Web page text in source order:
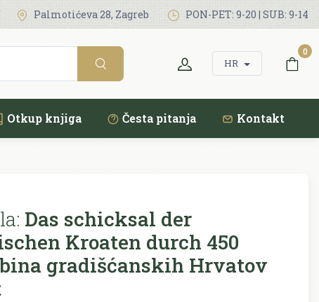
Palmotićeva 28, Zagreb PON-PET: 9-20 | SUB: 9-14
HR
0
Otkup knjiga Česta pitanja Kontakt
Das schicksal der
Kroaten durch 450
gradišćanskih Hrvatov